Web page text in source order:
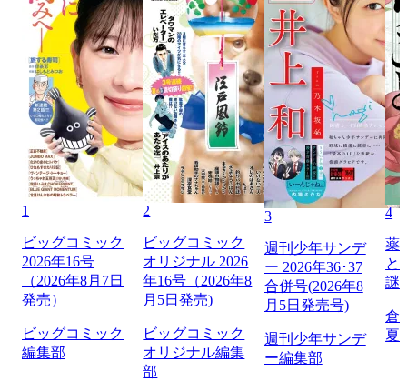
1
ビッグコミック
2026年16号
（2026年8月7日
発売）
ビッグコミック
編集部
2
ビッグコミック
オリジナル 2026
年16号（2026年8
月5日発売)
ビッグコミック
オリジナル編集
部
3
週刊少年サンデ
ー 2026年36･37
合併号(2026年8
月5日発売号)
週刊少年サンデ
ー編集部
4
薬
と
謎
倉
夏